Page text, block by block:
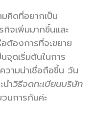
คิดที่อยากเป็น
กิจเพิ่มมากขึ้นและ
ต้องการที่จะขยาย
จุดเริ่มต้นในการ
วามน่าเชื่อถือขึ้น วัน
นำวิธีจดทะเบียนบริษัท
วนการกันค่ะ